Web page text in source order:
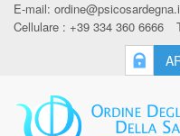
E-mail:
Cellulare : +39 334 360 6666